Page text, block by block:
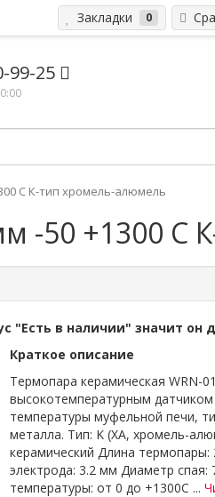
Закладки 0
99-25
С К-тип хромель-алюмель
-50 +1300 С
"Есть в наличии" значит он
Краткое описание
Термопара керамическая WRN-
высокотемпературным
температуры муфельной печи,
металла. Тип: K (XA, хромель-
керамический Длина
электрода: 3.2 мм Диаметр спая:
температуры: от 0 до +1300С ...